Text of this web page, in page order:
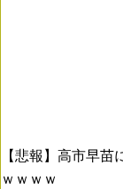
【悲報】高市早
ｗｗｗｗ